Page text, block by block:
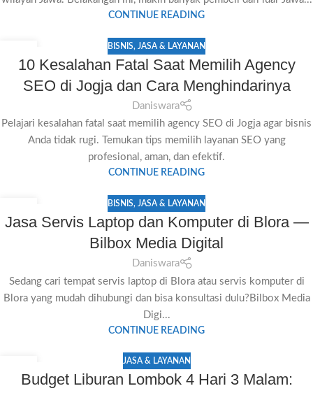
CONTINUE READING
JUL
BISNIS, JASA & LAYANAN
10 Kesalahan Fatal Saat Memilih Agency
SEO di Jogja dan Cara Menghindarinya
Daniswara
Pelajari kesalahan fatal saat memilih agency SEO di Jogja agar bisnis
Anda tidak rugi. Temukan tips memilih layanan SEO yang
profesional, aman, dan efektif.
CONTINUE READING
JUL
BISNIS, JASA & LAYANAN
Jasa Servis Laptop dan Komputer di Blora —
Bilbox Media Digital
Daniswara
Sedang cari tempat servis laptop di Blora atau servis komputer di
Blora yang mudah dihubungi dan bisa konsultasi dulu?Bilbox Media
Digi...
CONTINUE READING
JUL
JASA & LAYANAN
Budget Liburan Lombok 4 Hari 3 Malam: